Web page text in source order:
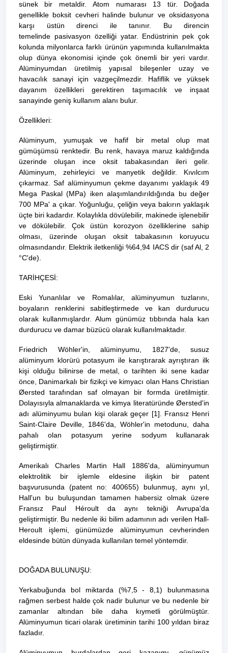
sünek bir metaldir.Atom numarası 13 tür. Doğada
genellikle boksit cevheri halinde bulunur ve oksidasyona
karşı üstün direnci ile tanınır. Bu direncin
temelinde pasivasyon özelliği yatar. Endüstrinin pek çok
kolunda milyonlarca farklı ürünün yapımında kullanılmakta
olup dünya ekonomisi içinde çok önemli bir yeri vardır.
Alüminyumdan üretilmiş yapısal bileşenler uzay ve
havacılık sanayi için vazgeçilmezdir. Hafiflik ve yüksek
dayanım özellikleri gerektiren taşımacılık ve inşaat
sanayinde geniş kullanım alanı bulur.
Özellikleri:
Alüminyum, yumuşak ve hafif bir metal olup mat
gümüşümsü renktedir. Bu renk, havaya maruz kaldığında
üzerinde oluşan ince oksit tabakasından ileri gelir.
Alüminyum, zehirleyici ve manyetik değildir. Kıvılcım
çıkarmaz. Saf alüminyumun çekme dayanımı yaklaşık 49
Mega Paskal (MPa) iken alaşımlandırıldığında bu değer
700 MPa' a çıkar. Yoğunluğu, çeliğin veya bakırın yaklaşık
üçte biri kadardır. Kolaylıkla dövülebilir, makinede işlenebilir
ve dökülebilir. Çok üstün korozyon özelliklerine sahip
olması, üzerinde oluşan oksit tabakasının koruyucu
olmasındandır. Elektrik iletkenliği %64,94 IACSdir (saf Al, 2
°C'de).
TARİHÇESİ:
EskiYunanlılar ve Romalılar, alüminyumun tuzlarını,
boyaların renklerini sabitleştirmede ve kan durdurucu
olarak kullanmışlardır.Alum günümüz tıbbında hala kan
durdurucu ve damar büzücü olarak kullanılmaktadır.
Friedrich Wöhler'in, alüminyumu, 1827'de, susuz
alüminyum klorürü potasyum ile karıştırarak ayrıştıran ilk
kişi olduğu bilinirse de metal, o tarihten iki sene kadar
önce, Danimarkalı bir fizikçi ve kimyacı olan Hans Christian
Øersted tarafından saf olmayan bir formda üretilmiştir.
Dolayısıylaalmanaklarda ve kimya literatüründe Øersted'in
adı alüminyumu bulan kişi olarak geçer [1]. Fransız Henri
Saint-Claire Deville, 1846'da, Wöhler'in metodunu, daha
pahalı olan potasyum yerine sodyum kullanarak
geliştirmiştir.
AmerikalıCharles Martin Hall 1886'da, alüminyumun
elektrolitik bir işlemle eldesine ilişkin bir patent
başvurusunda (patent no: 400655) bulunmuş, aynı yıl,
Hall'un bu buluşundan tamamen habersiz olmak üzere
Fransız Paul Héroultda aynı tekniğiAvrupa'da
geliştirmiştir. Bu nedenle iki bilim adamının adı verilen Hall-
Heroult işlemi, günümüzde alüminyumun cevherinden
eldesinde bütün dünyada kullanılan temel yöntemdir.
DOĞADA BULUNUŞU:
Yerkabuğunda bol miktarda (%7,5 - 8,1) bulunmasına
rağmen serbest halde çok nadir bulunur ve bu nedenle bir
zamanlar altından bile daha kıymetli görülmüştür.
Alüminyumun ticari olarak üretiminin tarihi 100 yıldan biraz
fazladır.